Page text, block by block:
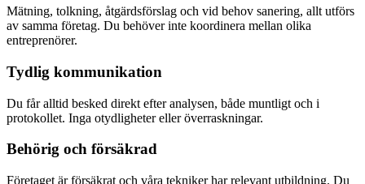
Mätning, tolkning, åtgärdsförslag och vid behov sanering, allt utförs
av samma företag. Du behöver inte koordinera mellan olika
entreprenörer.
Tydlig kommunikation
Du får alltid besked direkt efter analysen, både muntligt och i
protokollet. Inga otydligheter eller överraskningar.
Behörig och försäkrad
Företaget är försäkrat och våra tekniker har relevant utbildning. Du